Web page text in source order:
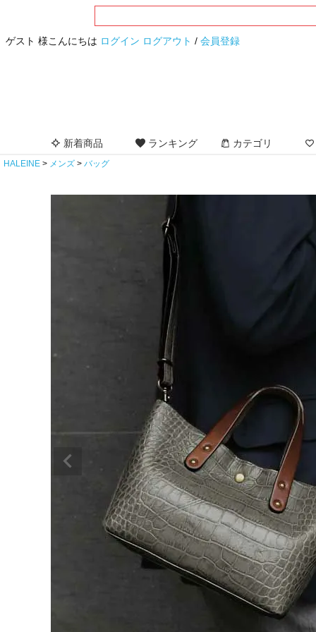
ゲスト 様こんにちは ログイン ログアウト / 会員登録
新着商品 ランキング カテゴリ
HALEINE メンズ バッグ